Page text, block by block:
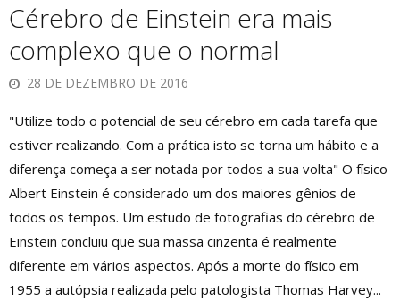
Cérebro de Einstein era mais
complexo que o normal
28 DE DEZEMBRO DE 2016
"Utilize todo o potencial de seu cérebro em cada tarefa que
estiver realizando. Com a prática isto se torna um hábito e a
diferença começa a ser notada por todos a sua volta" O físico
Albert Einstein é considerado um dos maiores gênios de
todos os tempos. Um estudo de fotografias do cérebro de
Einstein concluiu que sua massa cinzenta é realmente
diferente em vários aspectos. Após a morte do físico em
1955 a autópsia realizada pelo patologista Thomas Harvey...